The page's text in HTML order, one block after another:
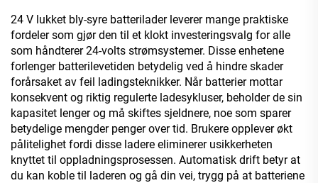
24 V lukket bly-syre batterilader leverer mange praktiske
fordeler som gjør den til et klokt investeringsvalg for alle
som håndterer 24-volts strømsystemer. Disse enhetene
forlenger batterilevetiden betydelig ved å hindre skader
forårsaket av feil ladingsteknikker. Når batterier mottar
konsekvent og riktig regulerte ladesykluser, beholder de sin
kapasitet lenger og må skiftes sjeldnere, noe som sparer
betydelige mengder penger over tid. Brukere opplever økt
pålitelighet fordi disse ladere eliminerer usikkerheten
knyttet til oppladningsprosessen. Automatisk drift betyr at
du kan koble til laderen og gå din vei, trygg på at batteriene